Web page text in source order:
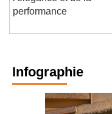
l'élégance et de la
Infographie